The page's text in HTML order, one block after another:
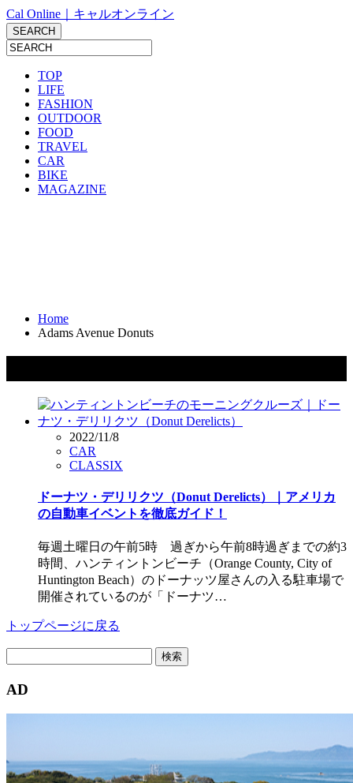
Cal Online｜キャルオンライン
TOP
LIFE
FASHION
OUTDOOR
FOOD
TRAVEL
CAR
BIKE
MAGAZINE
Home
Adams Avenue Donuts
2022/11/8
CAR
CLASSIX
ドーナツ・デリリクツ（Donut Derelicts）｜アメリカ
の自動車イベントを徹底ガイド！
毎週土曜日の午前5時 過ぎから午前8時過ぎまでの約3
時間、ハンティントンビーチ（Orange County, City of
Huntington Beach）のドーナッツ屋さんの入る駐車場で
開催されているのが「ドーナツ…
トップページに戻る
AD